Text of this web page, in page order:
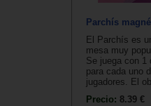
Parchís
El Parchís es
mesa muy
Se juega con 1
para cada uno
jugadores. El
Precio: 8.39 €